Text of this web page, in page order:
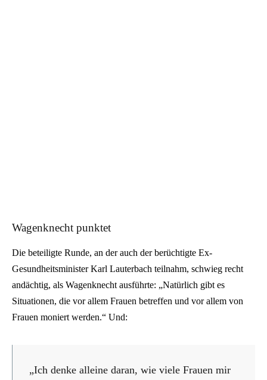
Wagenknecht punktet
Die beteiligte Runde, an der auch der berüchtigte Ex-
Gesundheitsminister Karl Lauterbach teilnahm, schwieg recht
andächtig, als Wagenknecht ausführte: „Natürlich gibt es
Situationen, die vor allem Frauen betreffen und vor allem von
Frauen moniert werden.“ Und:
„Ich denke alleine daran, wie viele Frauen mir